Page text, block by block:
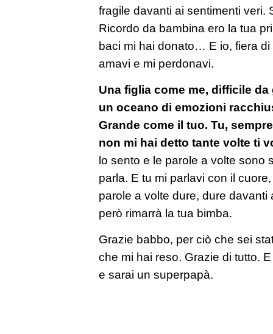
fragile davanti ai sentimenti
Ricordo da bambina ero la tua
baci mi hai donato… E io, fiera di
amavi e mi perdonavi.
Una figlia come me, difficile
un oceano di emozioni
Grande come il tuo. Tu,
non mi hai detto tante volte ti
lo sento e le parole a volte sono
parla. E tu mi parlavi con il
parole a volte dure, dure
però rimarrà la tua bimba.
Grazie babbo, per ciò che sei
che mi hai reso. Grazie di tutto.
e sarai un superpapà.